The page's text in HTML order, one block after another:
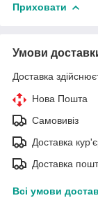
Приховати
Умови
Доставка
Нова Пошта
Самовивіз
Доставка
Доставка
Всі умови